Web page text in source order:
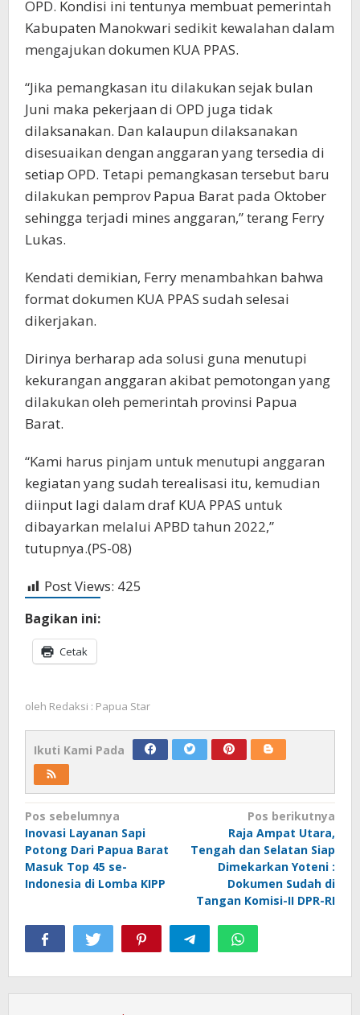
OPD. Kondisi ini tentunya membuat pemerintah
Kabupaten Manokwari sedikit kewalahan dalam
mengajukan dokumen KUA PPAS.
“Jika pemangkasan itu dilakukan sejak bulan
Juni maka pekerjaan di OPD juga tidak
dilaksanakan. Dan kalaupun dilaksanakan
disesuaikan dengan anggaran yang tersedia di
setiap OPD. Tetapi pemangkasan tersebut baru
dilakukan pemprov Papua Barat pada Oktober
sehingga terjadi mines anggaran,” terang Ferry
Lukas.
Kendati demikian, Ferry menambahkan bahwa
format dokumen KUA PPAS sudah selesai
dikerjakan.
Dirinya berharap ada solusi guna menutupi
kekurangan anggaran akibat pemotongan yang
dilakukan oleh pemerintah provinsi Papua
Barat.
“Kami harus pinjam untuk menutupi anggaran
kegiatan yang sudah terealisasi itu, kemudian
diinput lagi dalam draf KUA PPAS untuk
dibayarkan melalui APBD tahun 2022,”
tutupnya.(PS-08)
Post Views: 425
Bagikan ini:
Cetak
oleh Redaksi : Papua Star
Ikuti Kami Pada
Navigasi
pos
Pos sebelumnya
Inovasi Layanan Sapi
Potong Dari Papua Barat
Masuk Top 45 se-
Indonesia di Lomba KIPP
Pos berikutnya
Raja Ampat Utara,
Tengah dan Selatan Siap
Dimekarkan Yoteni :
Dokumen Sudah di
Tangan Komisi-II DPR-RI